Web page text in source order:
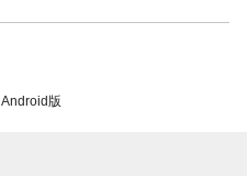
Android版